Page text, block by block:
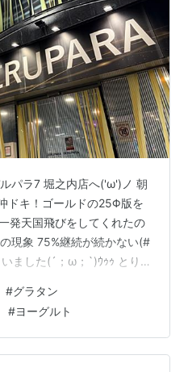
パラ7 堀之内店へ('ω')ノ 朝
ドキ！ゴールドの25Φ版を
発天国飛びをしてくれたの
現象 75%継続が続かない(#
ました(´；ω；`)ｳｩｩ とりあ
さんと缶コーラもたくさ
帰りは夕食の買い出しに
レブンへ行き(^^♪ 夕食にグ
ンにヨーグルトも買い 帰宅
#グラタン
#ヨーグルト